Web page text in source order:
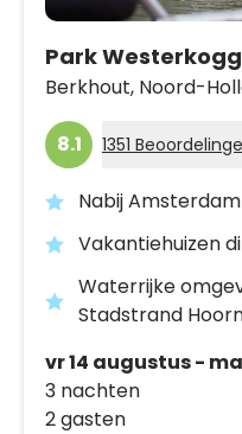
Park
Berkhout, Noord-
8.1 1351
Nabij
Vakantiehuizen
Waterrijke
Stadstrand
vr 14 augustus -
3 nachten
2 gasten